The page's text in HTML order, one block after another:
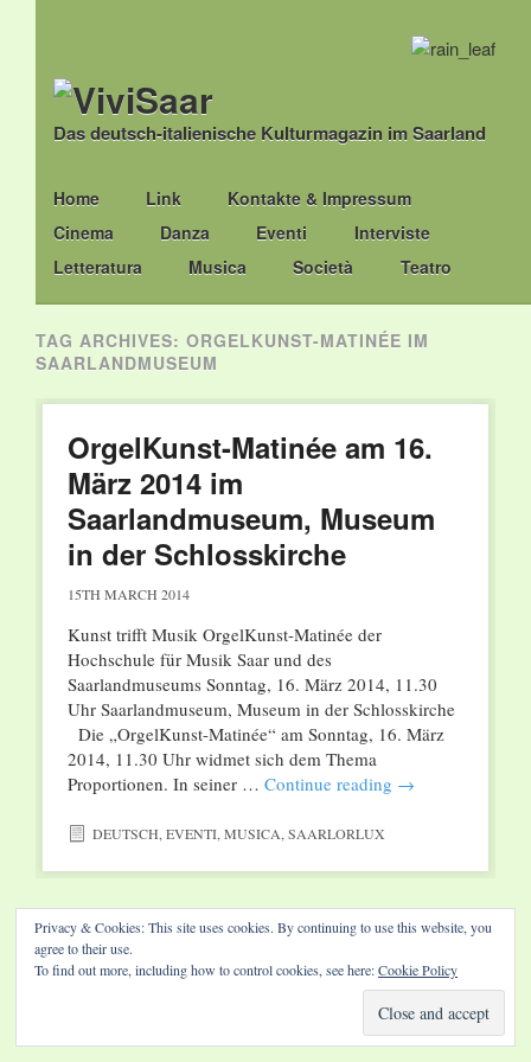
Das deutsch-italienische Kulturmagazin im Saarland
Main menu
Skip
to
content
Home Link
Kontakte & Impressum
Cinema
Danza Eventi
Interviste
Letteratura
Musica Società Teatro
TAG ARCHIVES: ORGELKUNST-MATINÉE IM
SAARLANDMUSEUM
OrgelKunst-Matinée am 16.
März 2014 im
Saarlandmuseum, Museum
in der Schlosskirche
15TH MARCH 2014
Kunst trifft Musik OrgelKunst-Matinée der
Hochschule für Musik Saar und des
Saarlandmuseums Sonntag, 16. März 2014, 11.30
Uhr Saarlandmuseum, Museum in der Schlosskirche
Die „OrgelKunst-Matinée“ am Sonntag, 16. März
2014, 11.30 Uhr widmet sich dem Thema
Proportionen. In seiner … Continue reading →
DEUTSCH,EVENTI,MUSICA,SAARLORLUX
Privacy & Cookies: This site uses cookies. By continuing to use this website, you
agree to their use.
To find out more, including how to control cookies, see here:Cookie Policy